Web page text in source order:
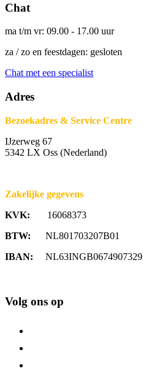
Chat
ma t/m vr: 09.00 - 17.00 uur
za / zo en feestdagen: gesloten
Chat met een specialist
Adres
Bezoekadres & Service Centre
IJzerweg 67
5342 LX Oss (Nederland)
Zakelijke gegevens
KVK: 16068373
BTW: NL801703207B01
IBAN: NL63INGB0674907329
Volg ons op